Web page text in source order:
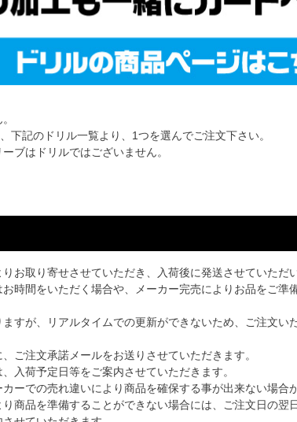
下記のドリル一覧より、1つを選んでご注文下さい。
ブはドリルではございません。
お取り寄せさせていただき、入荷後に発送させていただ
お時間をいただく場合や、メーカー完売によりお品をご
ますが、リアルタイムでの更新ができないため、ご注文
ご注文承諾メールをお送りさせていただきます。
入荷予定日等をご案内させていただきます。
ーでの売れ違いにより商品を確保する事が出来ない場合
り商品を準備することができない場合には、ご注文日の